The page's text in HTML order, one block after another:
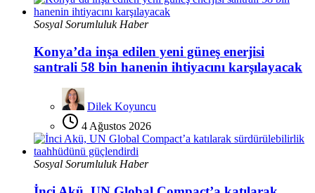
Sosyal Sorumluluk Haber
Konya’da inşa edilen yeni güneş enerjisi
santrali 58 bin hanenin ihtiyacını karşılayacak
Dilek Koyuncu
4 Ağustos 2026
Sosyal Sorumluluk Haber